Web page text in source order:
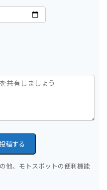
稿する
他、モトスポットの便利機能